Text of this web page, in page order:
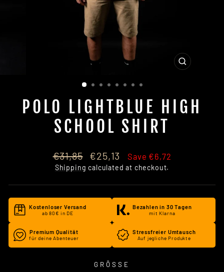
CLOSE
POLO LIGHTBLUE HIGH
SCHOOL SHIRT
Regular
price
€31,85
Sale
price
€25,13 Save €6,72
Shipping calculated at checkout.
Kostenloser Versand
ab 80€ in DE
Bezahlen in 30 Tagen
mit Klarna
Premium Qualität
für deine Abenteuer
Stressfreier Umtausch
Auf jegliche Produkte
GRÖSSE